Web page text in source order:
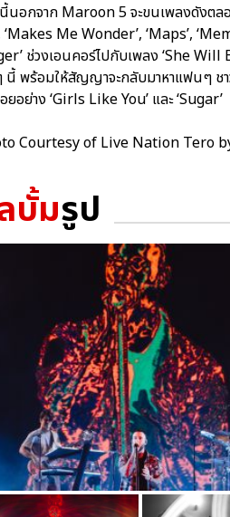
นอกจาก Maroon 5 จะขนเพลงดังตลอ
‘Makes Me Wonder’, ‘Maps’,
ช่วงเอนคอร์ไปกับเพลง ‘She
นี้ พร้อมให้สัญญาจะกลับมาหาแฟนๆ
ยอย่าง ‘Girls Like You’ และ ‘Sugar’
Courtesy of Live Nation Tero
บั้มรูป